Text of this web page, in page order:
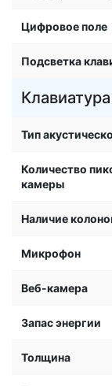
Цифровое поле
Подсветка
Тип
Количество
камеры
Наличие
Микрофон
Веб-камера
Запас энергии
Толщина